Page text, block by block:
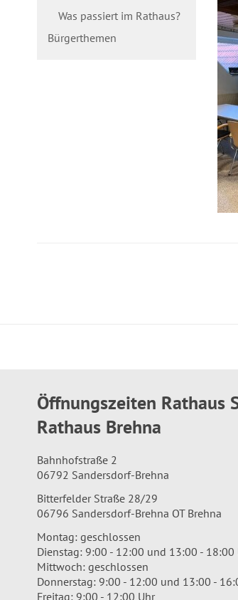
Was passiert im Rathaus?
Bürgerthemen
Öffnungszeiten Rathaus
Rathaus Brehna
Bahnhofstraße 2
06792 Sandersdorf-Brehna
Bitterfelder Straße 28/29
06796 Sandersdorf-Brehna OT Brehna
Montag: geschlossen
Dienstag: 9:00 - 12:00 und 13:00 - 18:00
Mittwoch: geschlossen
Donnerstag: 9:00 - 12:00 und 13:00 -
Freitag: 9:00 - 12:00 Uhr